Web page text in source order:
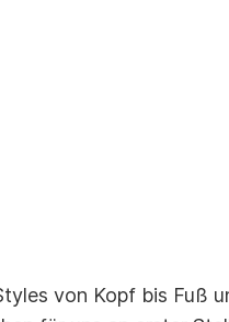
von Kopf bis